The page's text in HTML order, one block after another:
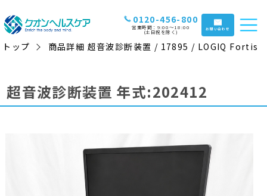
0120-456-800
営業時間：9:00〜18:00
(土日祝を除く) お問い合わせ
トップ 商品詳細 超音波診断装置 / 17895 / LOGIQ Fortis
超音波診断装置 年式:202412